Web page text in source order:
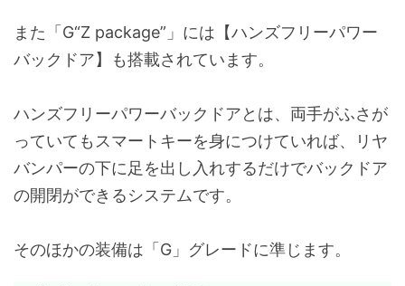
バックドアグリップ
ラゲージルームランプ
デッキフック
シャークフィンアンテナ
アクセサリーソケット(DC12V-120W/前席1個・ラゲー
前席足元照明・フロントカップホルダー -
デッキサイドポケット 仕切り板
バックカメラ
オプショ
運転席シートポジションメモリー
(2メモリー付き)
電動ランバーサポート
(運転席/2ウェイ)
-
快適温熱シート
(運転席・助手席)
-
また「G“Z package”」には【ハンズフリーパワー
バックドア】も搭載されています。
ハンズフリーパワーバックドアとは、両手がふさが
っていてもスマートキーを身につけていれば、リヤ
バンパーの下に足を出し入れするだけでバックドア
の開閉ができるシステムです。
そのほかの装備は「G」グレードに準じます。